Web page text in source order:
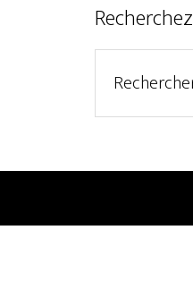
Recherchez